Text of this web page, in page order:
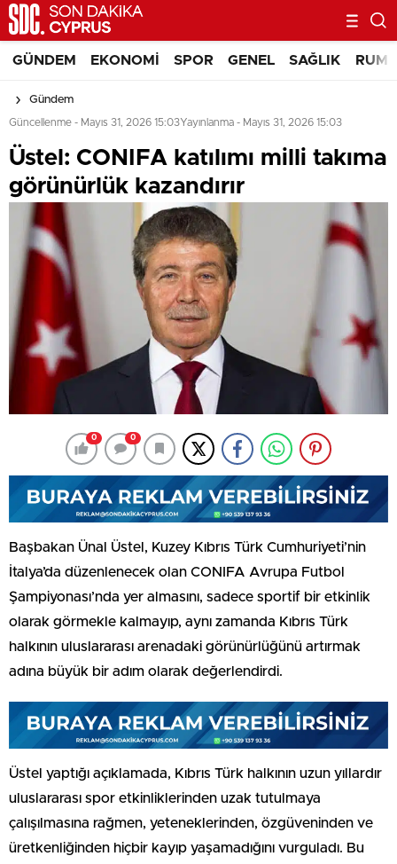
GÜNDEM EKONOMI SPOR GENEL SAĞLIK RUM
Gündem
Güncellenme - Mayıs 31, 2026 15:03Yayınlanma - Mayıs 31, 2026 15:03
Üstel: CONIFA katılımı milli takıma
görünürlük kazandırır
0 0
Başbakan Ünal Üstel, Kuzey Kıbrıs Türk Cumhuriyeti’nin
İtalya’da düzenlenecek olan CONIFA Avrupa Futbol
Şampiyonası’nda yer almasını, sadece sportif bir etkinlik
olarak görmekle kalmayıp, aynı zamanda Kıbrıs Türk
halkının uluslararası arenadaki görünürlüğünü artırmak
adına büyük bir adım olarak değerlendirdi.
Üstel yaptığı açıklamada, Kıbrıs Türk halkının uzun yıllardır
uluslararası spor etkinliklerinden uzak tutulmaya
çalışılmasına rağmen, yeteneklerinden, özgüveninden ve
üretkenliğinden hiçbir kayıp yaşamadığını vurguladı. Bu